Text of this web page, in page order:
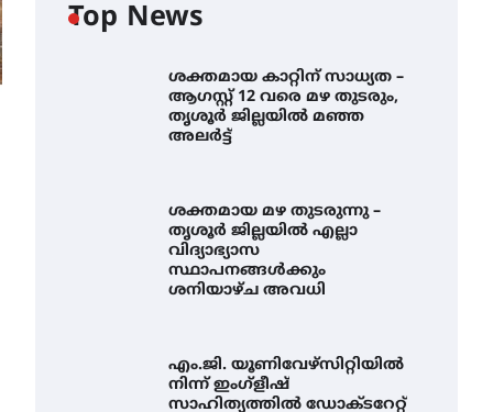
Top News
ശക്തമായ കാറ്റിന് സാധ്യത –
ആഗസ്റ്റ് 12 വരെ മഴ തുടരും,
തൃശൂർ ജില്ലയിൽ മഞ്ഞ
അലർട്ട്
ശക്തമായ മഴ തുടരുന്നു –
തൃശൂർ ജില്ലയിൽ എല്ലാ
വിദ്യാഭ്യാസ
സ്ഥാപനങ്ങൾക്കും
ശനിയാഴ്ച അവധി
എം.ജി. യൂണിവേഴ്‌സിറ്റിയിൽ
നിന്ന് ഇംഗ്ളീഷ്
സാഹിത്യത്തിൽ ഡോക്ടറേറ്റ്